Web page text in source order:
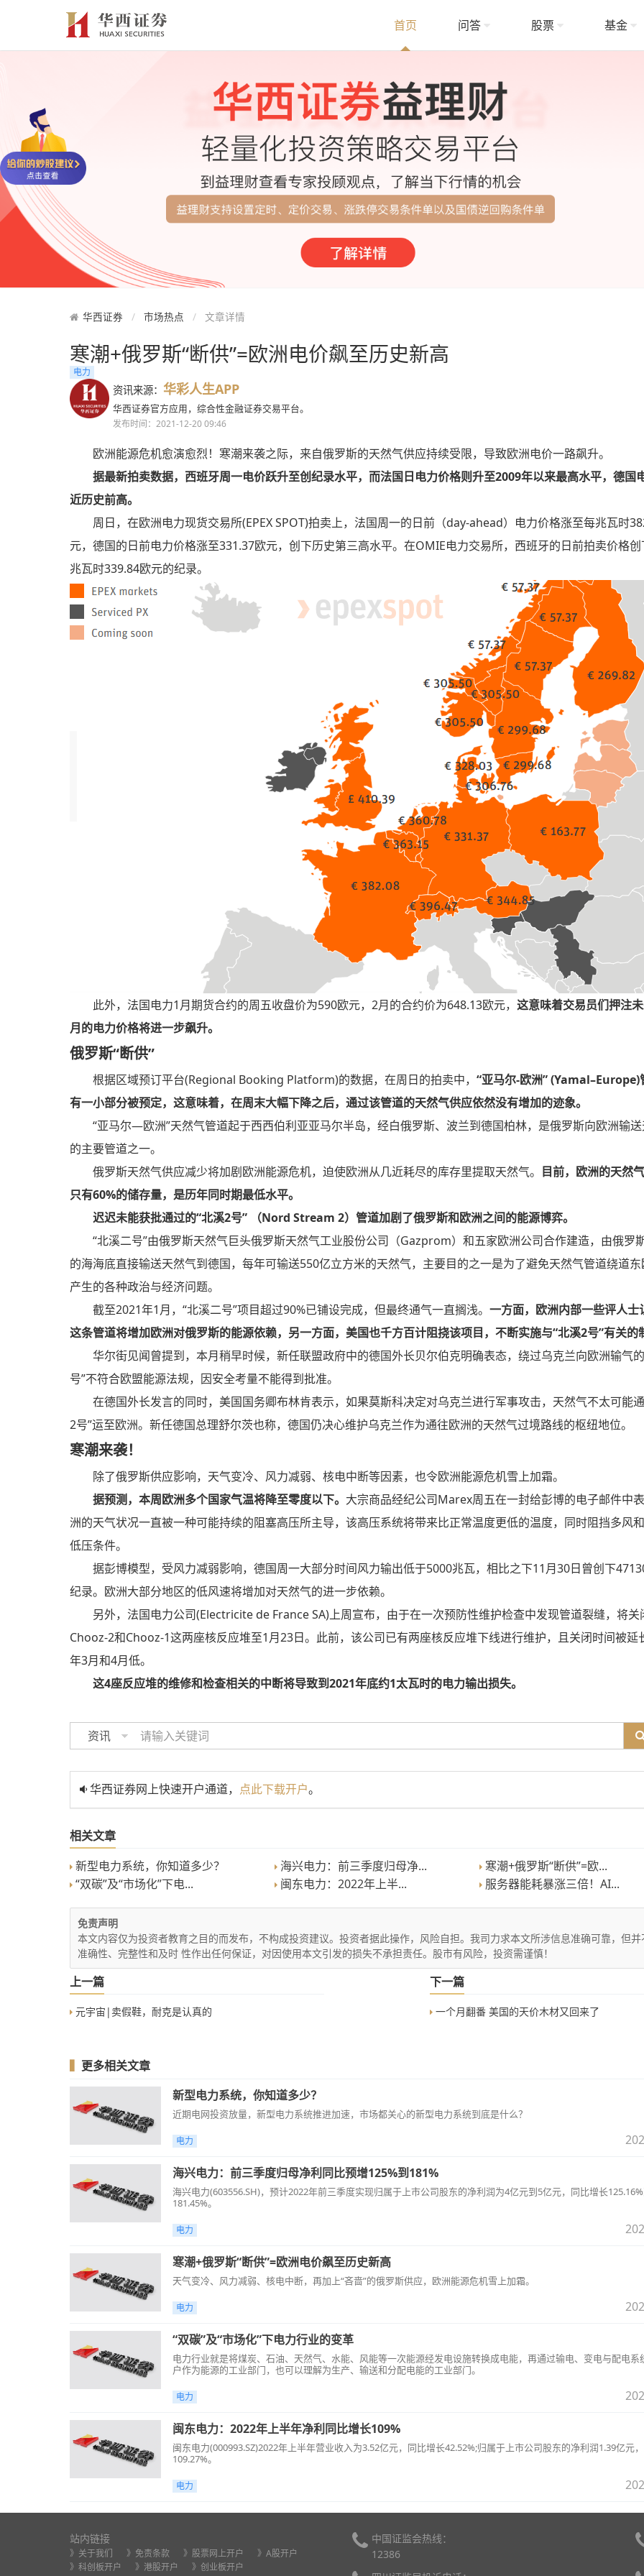
首页 问答 股票 基金
华西证券 市场热点 文章详情
寒潮+俄罗斯“断供”=欧洲电价飙至历史新高
电力
资讯来源： 华彩人生APP
华西证券官方应用，综合性金融证券交易平台。
发布时间：2021-12-20 09:46
欧洲能源危机愈演愈烈！寒潮来袭之际，来自俄罗斯的天然气供应持续受限，导致欧洲电价一路飙升。
据最新拍卖数据，西班牙周一电价跃升至创纪录水平，而法国日电力价格则升至2009年以来最高水平，德国
近历史前高。
周日，在欧洲电力现货交易所(EPEX SPOT)拍卖上，法国周一的日前（day-ahead）电力价格涨至每兆瓦时
元，德国的日前电力价格涨至331.37欧元，创下历史第三高水平。在OMIE电力交易所，西班牙的日前拍卖价格
兆瓦时339.84欧元的纪录。
此外，法国电力1月期货合约的周五收盘价为590欧元，2月的合约价为648.13欧元， 这意味着交易员们押注
月的电力价格将进一步飙升。
俄罗斯“断供”
根据区域预订平台(Regional Booking Platform)的数据，在周日的拍卖中， “亚马尔-欧洲” (Yamal–Europe)
有一小部分被预定，这意味着，在周末大幅下降之后，通过该管道的天然气供应依然没有增加的迹象。
“亚马尔—欧洲”天然气管道起于西西伯利亚亚马尔半岛，经白俄罗斯、波兰到德国柏林，是俄罗斯向欧洲输
的主要管道之一。
俄罗斯天然气供应减少将加剧欧洲能源危机，迫使欧洲从几近耗尽的库存里提取天然气。 目前，欧洲的天然
只有60%的储存量，是历年同时期最低水平。
迟迟未能获批通过的“北溪2号” （Nord Stream 2）管道加剧了俄罗斯和欧洲之间的能源博弈。
“北溪二号”由俄罗斯天然气巨头俄罗斯天然气工业股份公司（Gazprom）和五家欧洲公司合作建造，由俄罗
的海海底直接输送天然气到德国，每年可输送550亿立方米的天然气，主要目的之一是为了避免天然气管道绕道
产生的各种政治与经济问题。
截至2021年1月，“北溪二号”项目超过90%已铺设完成，但最终通气一直搁浅。 一方面，欧洲内部一些评人士
这条管道将增加欧洲对俄罗斯的能源依赖，另一方面，美国也千方百计阻挠该项目，不断实施与“北溪2号”有关的
华尔街见闻曾提到，本月稍早时候，新任联盟政府中的德国外长贝尔伯克明确表态，绕过乌克兰向欧洲输气
号”不符合欧盟能源法规，因安全考量不能得到批准。
在德国外长发言的同时，美国国务卿布林肯表示，如果莫斯科决定对乌克兰进行军事攻击，天然气不太可能
2号”运至欧洲。新任德国总理舒尔茨也称，德国仍决心维护乌克兰作为通往欧洲的天然气过境路线的枢纽地位。
寒潮来袭！
除了俄罗斯供应影响，天气变冷、风力减弱、核电中断等因素，也令欧洲能源危机雪上加霜。
据预测，本周欧洲多个国家气温将降至零度以下。 大宗商品经纪公司Marex周五在一封给彭博的电子邮件中
洲的天气状况一直被一种可能持续的阻塞高压所主导，该高压系统将带来比正常温度更低的温度，同时阻挡多风
低压条件。
据彭博模型，受风力减弱影响，德国周一大部分时间风力输出低于5000兆瓦，相比之下11月30日曾创下
纪录。欧洲大部分地区的低风速将增加对天然气的进一步依赖。
另外，法国电力公司(Electricite de France SA)上周宣布，由于在一次预防性维护检查中发现管道裂缝，将关
Chooz-2和Chooz-1这两座核反应堆至1月23日。此前，该公司已有两座核反应堆下线进行维护，且关闭时间被延
年3月和4月低。
这4座反应堆的维修和检查相关的中断将导致到2021年底约1太瓦时的电力输出损失。
资讯
华西证券网上快速开户通道， 点此下载开户。
相关文章
新型电力系统，你知道多少？
海兴电力：前三季度归母净...
寒潮+俄罗斯“断供”=欧...
“双碳”及“市场化”下电...
闽东电力：2022年上半... 服务器能耗暴涨三倍！AI...
免责声明
本文内容仅为投资者教育之目的而发布，不构成投资建议。投资者据此操作，风险自担。我司力求本文所涉信息准确可靠，但并
准确性、完整性和及时 性作出任何保证，对因使用本文引发的损失不承担责任。股市有风险，投资需谨慎！
上一篇
元宇宙|卖假鞋，耐克是认真的
下一篇
一个月翻番 美国的天价木材又回来了
更多相关文章
新型电力系统，你知道多少？
近期电网投资放量，新型电力系统推进加速，市场都关心的新型电力系统到底是什么？
电力
海兴电力：前三季度归母净利同比预增125%到181%
海兴电力(603556.SH)，预计2022年前三季度实现归属于上市公司股东的净利润为4亿元到5亿元，同比增长
181.45%。
电力
寒潮+俄罗斯“断供”=欧洲电价飙至历史新高
天气变冷、风力减弱、核电中断，再加上“吝啬”的俄罗斯供应，欧洲能源危机雪上加霜。
电力
“双碳”及“市场化”下电力行业的变革
电力行业就是将煤炭、石油、天然气、水能、风能等一次能源经发电设施转换成电能，再通过输电、变电与配电系
户作为能源的工业部门，也可以理解为生产、输送和分配电能的工业部门。
电力
闽东电力：2022年上半年净利同比增长109%
闽东电力(000993.SZ)2022年上半年营业收入为3.52亿元，同比增长42.52%;归属于上市公司股东的净利润1.39亿元
109.27%。
电力
站内链接
》关于我们 》免责条款 》股票网上开户
》A股开户
》科创板开户
》港股开户
》创业板开户
中国证监会热线：
12386